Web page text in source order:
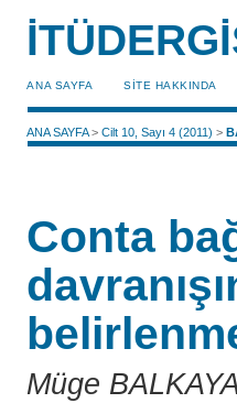
ANA SAYFA SİTE HAKKINDA
ANA SAYFA>Cilt 10, Sayı 4 (2011) >
Conta
Müge